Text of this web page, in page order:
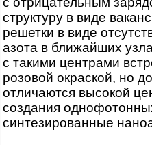
структуру в виде
решетки в виде
азота в ближайших
с такими центрами
розовой окраской, но
отличаются высокой
создания
синтезированные